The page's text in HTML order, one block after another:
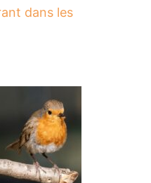
dans les